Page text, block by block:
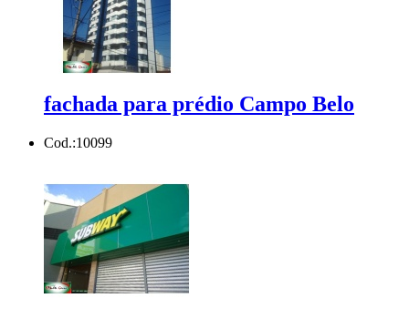
fachada para prédio Campo Belo
Cod.:10099